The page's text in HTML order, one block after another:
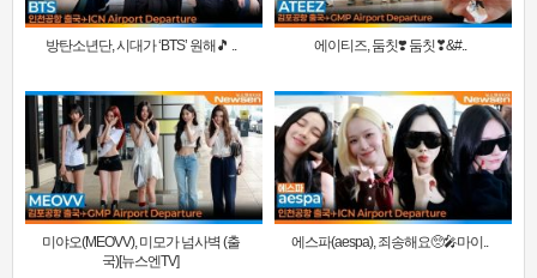
방탄소년단, 시대가 ‘BTS’ 원해🎵 .. 에이티즈, 둠칫❣️ 둠칫❣&#..
미야오(MEOVV), 미모가 넘사벽 (출
국)[뉴스엔TV]
에스파(aespa), 죄송해요🥺🎤마이..